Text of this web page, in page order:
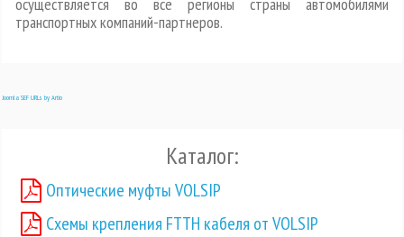
осуществляется во все регионы страны автомобилями
транспортных компаний-партнеров.
Joomla SEF URLs by Artio
Каталог:
Оптические муфты VOLSIP
Схемы крепления FTTH кабеля от VOLSIP